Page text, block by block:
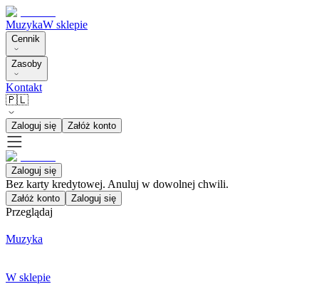
MuzykaW sklepie
Cennik
Zasoby
Kontakt
🇵🇱
Zaloguj się Załóż konto
Zaloguj się
Bez karty kredytowej. Anuluj w dowolnej chwili.
Załóż konto Zaloguj się
Przeglądaj
Muzyka
W sklepie